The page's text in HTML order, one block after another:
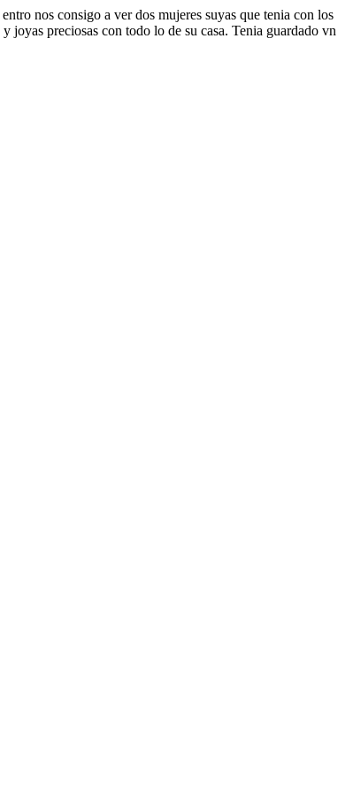
nos consigo a ver dos mujeres suyas que tenia con los
joyas preciosas con todo lo de su casa. Tenia guardado vn